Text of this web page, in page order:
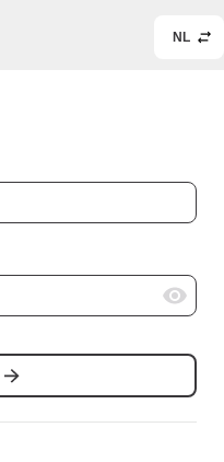
NL